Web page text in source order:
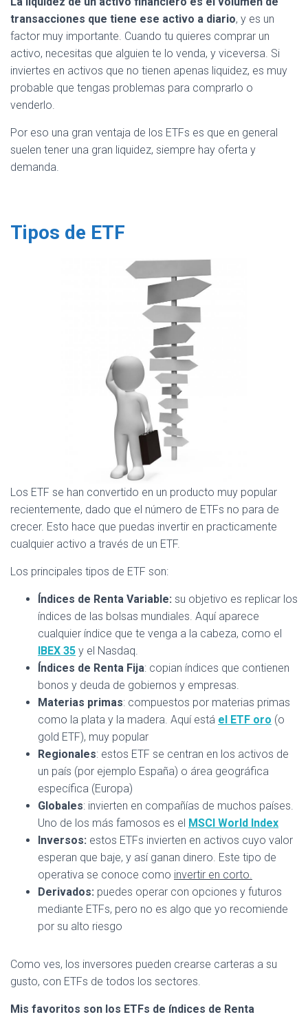
transacciones que tiene ese activo a diario, y es un
factor muy importante. Cuando tu quieres comprar un
activo, necesitas que alguien te lo venda, y viceversa. Si
inviertes en activos que no tienen apenas liquidez, es muy
probable que tengas problemas para comprarlo o
venderlo.
Por eso una gran ventaja de los ETFs es que en general
suelen tener una gran liquidez, siempre hay oferta y
demanda.
Tipos de ETF
Los ETF se han convertido en un producto muy popular
recientemente, dado que el número de ETFs no para de
crecer. Esto hace que puedas invertir en practicamente
cualquier activo a través de un ETF.
Los principales tipos de ETF son:
Índices de Renta Variable: su objetivo es replicar los
índices de las bolsas mundiales. Aquí aparece
cualquier índice que te venga a la cabeza, como el
IBEX 35 y el Nasdaq.
Índices de Renta Fija: copian índices que contienen
bonos y deuda de gobiernos y empresas.
Materias primas: compuestos por materias primas
como la plata y la madera. Aquí está el ETF oro (o
gold ETF), muy popular
Regionales: estos ETF se centran en los activos de
un país (por ejemplo España) o área geográfica
específica (Europa)
Globales: invierten en compañías de muchos países.
Uno de los más famosos es el MSCI World Index
Inversos: estos ETFs invierten en activos cuyo valor
esperan que baje, y así ganan dinero. Este tipo de
operativa se conoce como invertir en corto.
Derivados: puedes operar con opciones y futuros
mediante ETFs, pero no es algo que yo recomiende
por su alto riesgo
Como ves, los inversores pueden crearse carteras a su
gusto, con ETFs de todos los sectores.
Mis favoritos son los ETFs de índices de Renta